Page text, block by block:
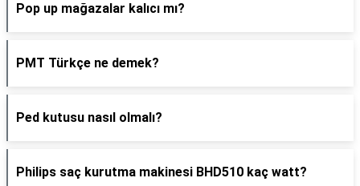
Pop up mağazalar kalıcı mı?
PMT Türkçe ne demek?
Ped kutusu nasıl olmalı?
Philips saç kurutma makinesi BHD510 kaç watt?